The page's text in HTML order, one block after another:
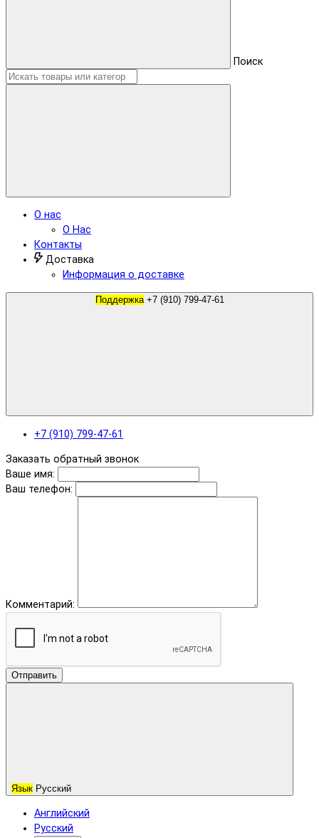
Поиск
О нас
О Нас
Контакты
Доставка
Информация о доставке
Поддержка +7 (910) 799-47-61
+7 (910) 799-47-61
Заказать обратный звонок
Ваше имя:
Ваш телефон:
Комментарий:
Отправить
Язык Русский
Английский
Русский